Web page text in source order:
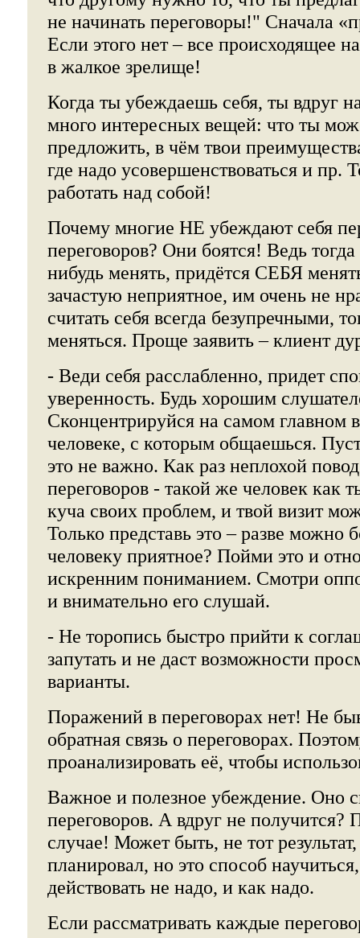
не начинать переговоры!" Сначала
Если этого нет – все происходящее
в жалкое зрелище!
Когда ты убеждаешь себя, ты вдруг
много интересных вещей: что ты
предложить, в чём твои
где надо усовершенствоваться и пр.
работать над собой!
Почему многие НЕ убеждают себя
переговоров? Они боятся! Ведь
нибудь менять, придётся СЕБЯ
зачастую неприятное, им очень не
считать себя всегда безупречными,
меняться. Проще заявить – клиент
- Веди себя расслабленно, придет
уверенность. Будь хорошим
Сконцентрируйся на самом главном
человеке, с которым общаешься.
это не важно. Как раз неплохой
переговоров - такой же человек как
куча своих проблем, и твой визит
Только представь это – разве можно
человеку приятное? Пойми это и
искренним пониманием. Смотри
и внимательно его слушай.
- Не торопись быстро прийти к
запутать и не даст возможности
варианты.
Поражений в переговорах нет! Не
обратная связь о переговорах.
проанализировать её, чтобы
Важное и полезное убеждение. Оно
переговоров. А вдруг не получится?
случае! Может быть, не тот
планировал, но это способ
действовать не надо, и как надо.
Если рассматривать каждые